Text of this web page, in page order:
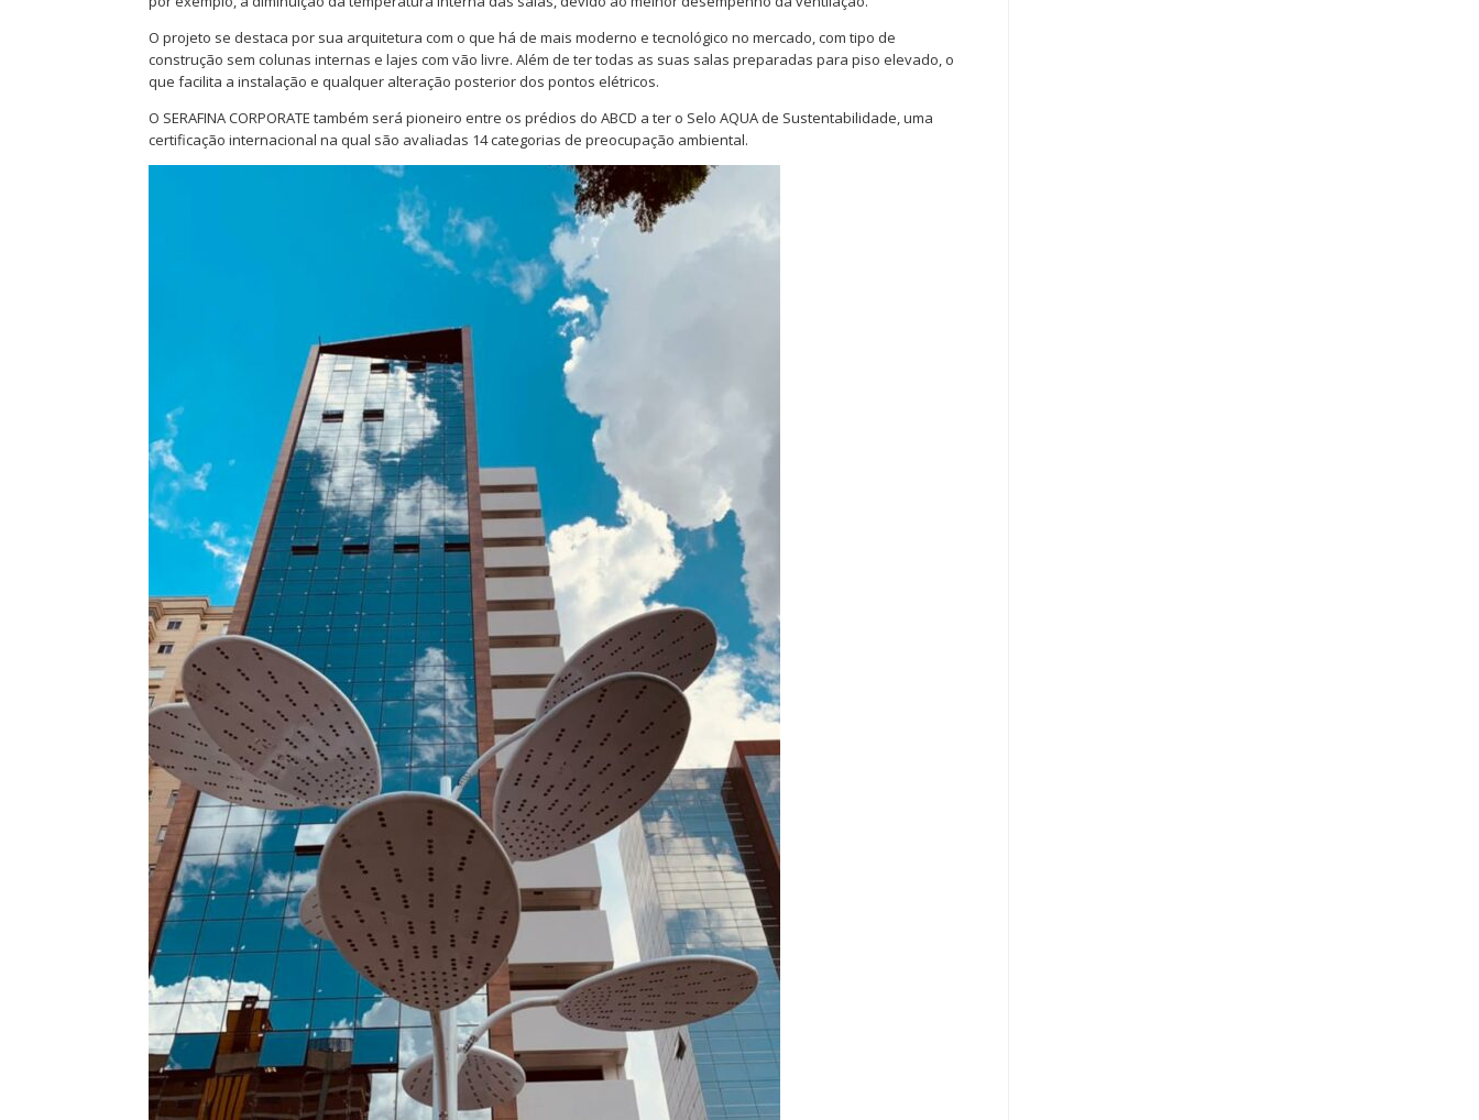
O projeto se destaca por sua arquitetura com o que há de mais moderno e tecnológico no mercado, com tipo de
construção sem colunas internas e lajes com vão livre. Além de ter todas as suas salas preparadas para piso elevado, o
que facilita a instalação e qualquer alteração posterior dos pontos elétricos.
O SERAFINA CORPORATE também será pioneiro entre os prédios do ABCD a ter o Selo AQUA de Sustentabilidade, uma
certificação internacional na qual são avaliadas 14 categorias de preocupação ambiental.